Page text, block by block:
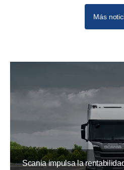
Más
Scania impulsa la